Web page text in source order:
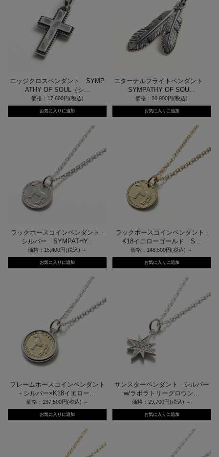
エッジクロスペンダント SYMP
ATHY OF SOUL（シ...
価格：17,600円(税込)
エターナルフライトペンダント
SYMPATHY OF SOU...
価格：20,900円(税込)
ラックホースコインペンダント -
シルバー SYMPATHY...
価格：15,400円(税込) ～
ラックホースコインペンダント -
K18イエローゴールド S...
価格：148,500円(税込) ～
フレームホースコインペンダント
- シルバー×K18イエロー...
価格：137,500円(税込) ～
サンスターペンダント - シルバー
w/ラボラトリーグロウン...
価格：29,700円(税込) ～